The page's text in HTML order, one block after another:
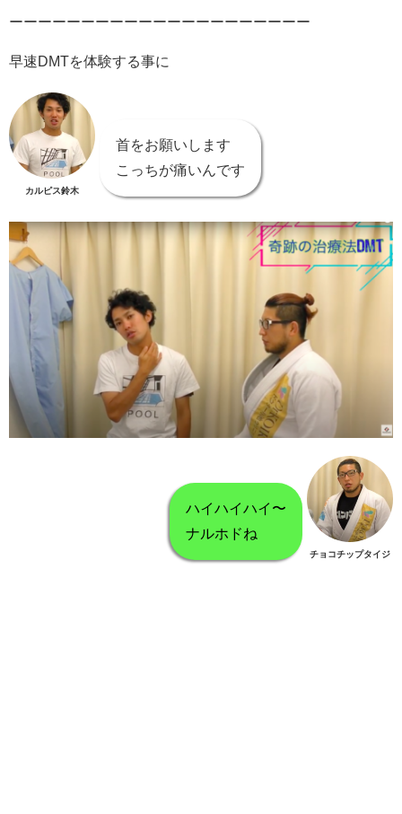
ーーーーーーーーーーーーーーーーーーーーー
早速DMTを体験する事に
カルピス鈴木
首をお願いします
こっちが痛いんです
ハイハイハイ〜
ナルホドね
チョコチップタイジ